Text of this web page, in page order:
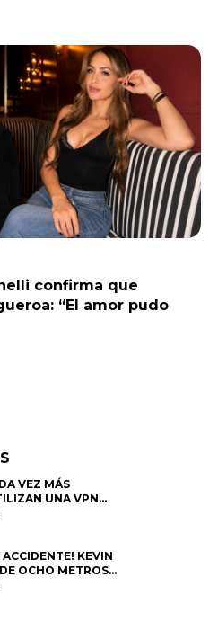
confirma que
“El amor pudo
VEZ MÁS
UNA VPN
SU
KEVIN
OCHO METROS
Y GENERA